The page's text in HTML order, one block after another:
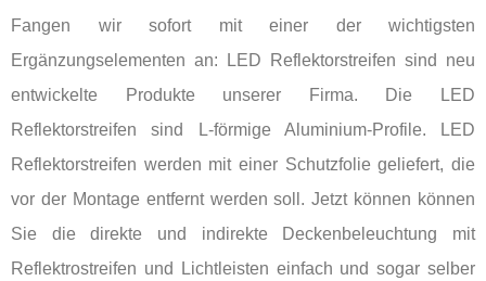
Fangen wir sofort mit einer der wichtigsten
Ergänzungselementen an: LED Reflektorstreifen sind neu
entwickelte Produkte unserer Firma. Die LED
Reflektorstreifen sind L-förmige Aluminium-Profile. LED
Reflektorstreifen werden mit einer Schutzfolie geliefert, die
vor der Montage entfernt werden soll. Jetzt können können
Sie die direkte und indirekte Deckenbeleuchtung mit
Reflektrostreifen und Lichtleisten einfach und sogar selber